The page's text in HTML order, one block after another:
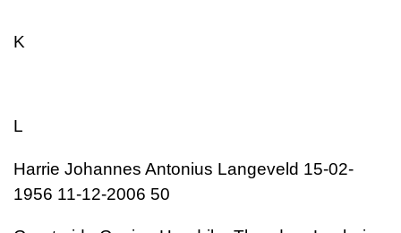
K
L
Harrie Johannes Antonius Langeveld 15-02-
1956 11-12-2006 50